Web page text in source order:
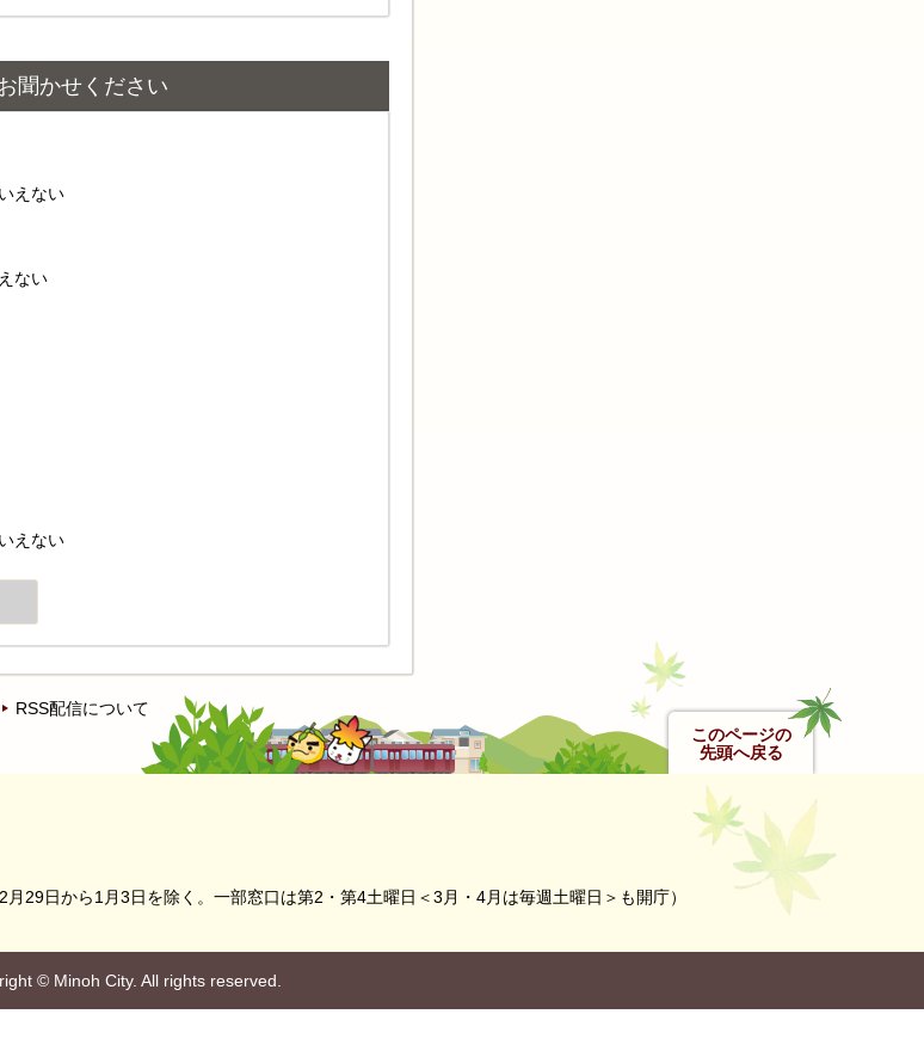
聞かせください
えない
ない
えない
このページの
先頭へ戻る
RSS配信について
月29日から1月3日を除く。 一部窓口は第2・第4土曜日＜3月・4月は毎週土曜日＞も開庁）
©Minoh City. All rights reserved.